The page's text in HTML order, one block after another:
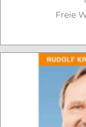
Freie